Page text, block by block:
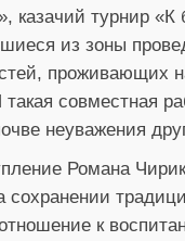
казачий турнир
из зоны
проживающих
совместная
неуважения
Романа
сохранении
отношение к